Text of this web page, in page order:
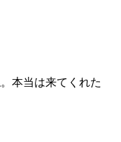
本当は来てくれた